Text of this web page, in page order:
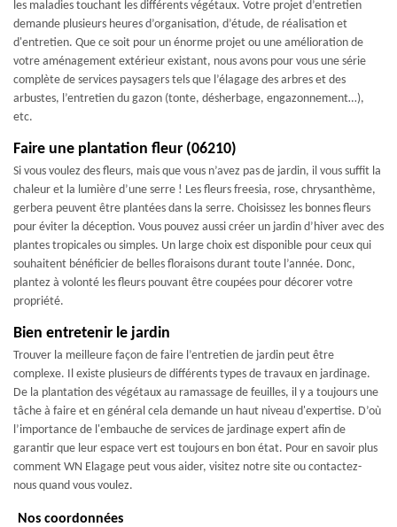
les maladies touchant les différents végétaux. Votre projet d’entretien
demande plusieurs heures d’organisation, d’étude, de réalisation et
d'entretien. Que ce soit pour un énorme projet ou une amélioration de
votre aménagement extérieur existant, nous avons pour vous une série
complète de services paysagers tels que l’élagage des arbres et des
arbustes, l’entretien du gazon (tonte, désherbage, engazonnement…),
etc.
Faire une plantation fleur (06210)
Si vous voulez des fleurs, mais que vous n’avez pas de jardin, il vous suffit la
chaleur et la lumière d’une serre ! Les fleurs freesia, rose, chrysanthème,
gerbera peuvent être plantées dans la serre. Choisissez les bonnes fleurs
pour éviter la déception. Vous pouvez aussi créer un jardin d’hiver avec des
plantes tropicales ou simples. Un large choix est disponible pour ceux qui
souhaitent bénéficier de belles floraisons durant toute l’année. Donc,
plantez à volonté les fleurs pouvant être coupées pour décorer votre
propriété.
Bien entretenir le jardin
Trouver la meilleure façon de faire l’entretien de jardin peut être
complexe. Il existe plusieurs de différents types de travaux en jardinage.
De la plantation des végétaux au ramassage de feuilles, il y a toujours une
tâche à faire et en général cela demande un haut niveau d'expertise. D’où
l’importance de l'embauche de services de jardinage expert afin de
garantir que leur espace vert est toujours en bon état. Pour en savoir plus
comment WN Elagage peut vous aider, visitez notre site ou contactez-
nous quand vous voulez.
Nos coordonnées